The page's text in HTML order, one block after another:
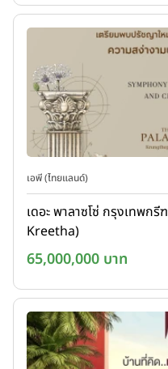
เอพี (ไทยแลนด์)
เดอะ พาลาซโซ่ กรุงเทพก
Kreetha)
65,000,000 บาท